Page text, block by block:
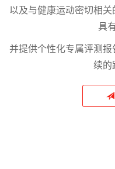
以及与健康运动密切相
具
并提供个性化专属评测
续的